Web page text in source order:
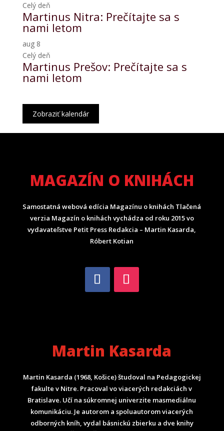
Celý deň
Martinus Nitra: Prečítajte sa s
nami letom
aug 8
Celý deň
Martinus Prešov: Prečítajte sa s
nami letom
Zobraziť kalendár
MAGAZÍN O KNIHÁCH
Samostatná webová edícia Magazínu o knihách Tlačená
verzia Magazín o knihách vychádza od roku 2015 vo
vydavateľstve Petit Press Redakcia – Martin Kasarda,
Róbert Kotian
Martin Kasarda
Martin Kasarda (1968, Košice) študoval na Pedagogickej
fakulte v Nitre. Pracoval vo viacerých redakciách v
Bratislave. Učí na súkromnej univerzite masmediálnu
komunikáciu. Je autorom a spoluautorom viacerých
odborných kníh, vydal básnickú zbierku a dve knihy